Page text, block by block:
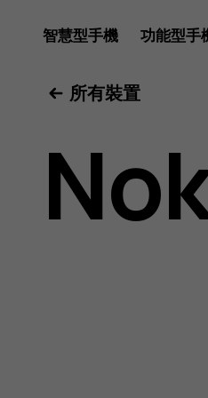
5.3
用
智慧型手機 功能型手
所有裝置